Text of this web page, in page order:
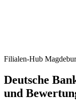
Filialen-Hub
Deutsche
und